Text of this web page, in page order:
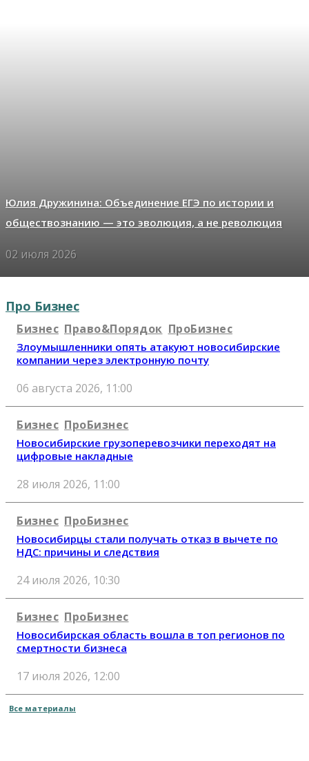
Юлия Дружинина: Объединение ЕГЭ по истории и
обществознанию — это эволюция, а не революция
02 июля 2026
Про Бизнес
Бизнес Право&Порядок ПроБизнес
Злоумышленники опять атакуют новосибирские
компании через электронную почту
06 августа 2026, 11:00
Бизнес ПроБизнес
Новосибирские грузоперевозчики переходят на
цифровые накладные
28 июля 2026, 11:00
Бизнес ПроБизнес
Новосибирцы стали получать отказ в вычете по
НДС: причины и следствия
24 июля 2026, 10:30
Бизнес ПроБизнес
Новосибирская область вошла в топ регионов по
смертности бизнеса
17 июля 2026, 12:00
Все материалы